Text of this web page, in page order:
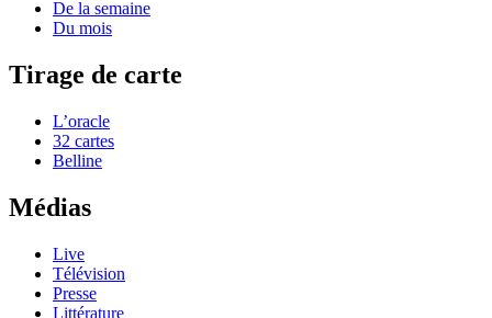
De la semaine
Du mois
Tirage de carte
L’oracle
32 cartes
Belline
Médias
Live
Télévision
Presse
Littérature